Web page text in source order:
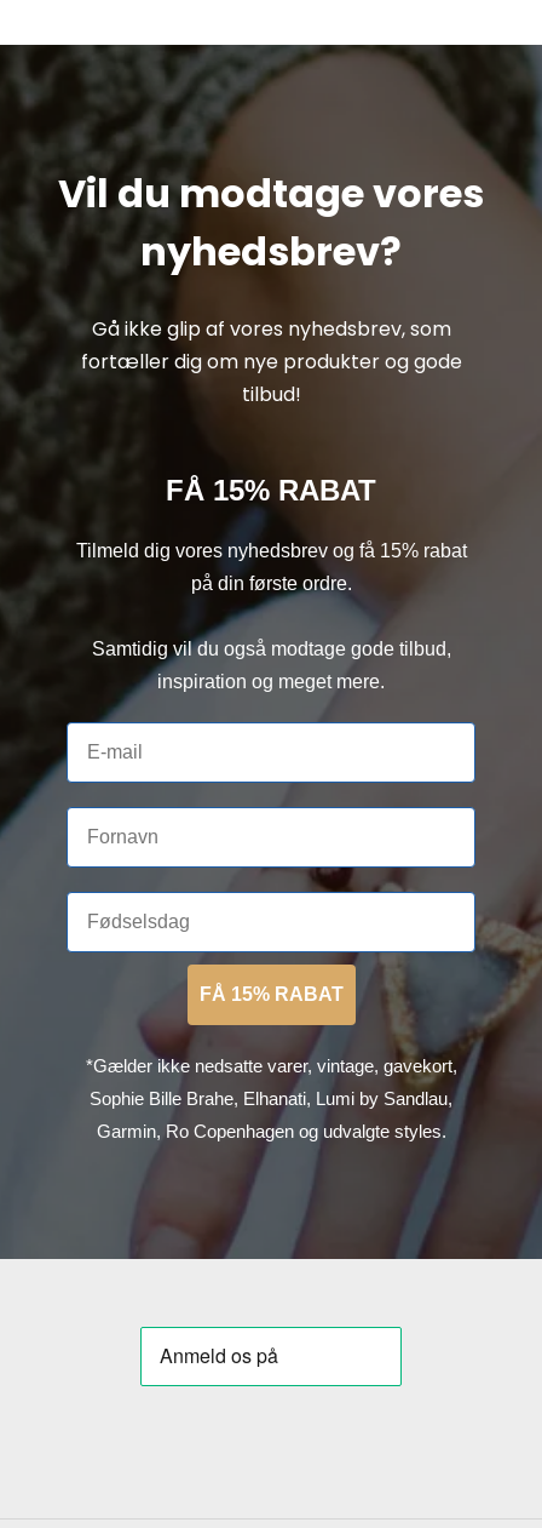
Vil du modtage vores
nyhedsbrev?
Gå ikke glip af vores nyhedsbrev, som
fortæller dig om nye produkter og gode
tilbud!
FÅ 15% RABAT
Tilmeld dig vores nyhedsbrev og få 15% rabat
på din første ordre.
Samtidig vil du også modtage gode tilbud,
inspiration og meget mere.
FÅ 15% RABAT
*Gælder ikke nedsatte varer, vintage, gavekort,
Sophie Bille Brahe, Elhanati, Lumi by Sandlau,
Garmin, Ro Copenhagen og udvalgte styles.